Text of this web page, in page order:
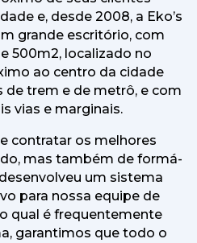
e, desde 2008, a Eko’s
grande escritório, com
500m2, localizado no
ao centro da cidade
de trem e de metrô, e com
vias e marginais.
contratar os melhores
mas também de formá-
desenvolveu um sistema
para nossa equipe de
qual é frequentemente
garantimos que todo o